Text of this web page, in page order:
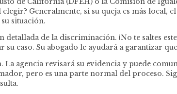
Generalmente, si su queja es más
situación.
de la discriminación. ¡No te saltes este
caso. Su abogado le ayudará a garantizar
agencia revisará su evidencia y puede
pero es una parte normal del proceso.